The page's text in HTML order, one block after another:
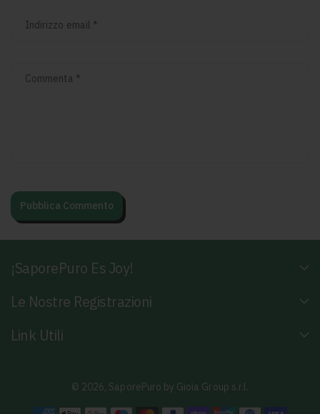
Indirizzo email *
Commenta *
¡SaporePuro Es Joy!
Le Nostre Registrazioni
Link Utili
© 2026, SaporePuro by Gioia Group s.r.l.
M